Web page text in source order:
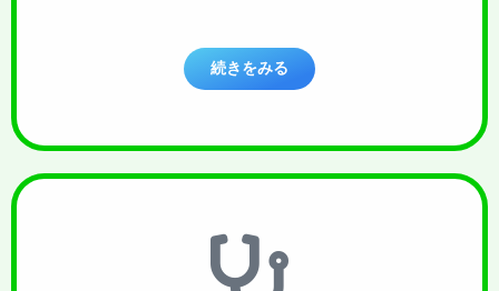
続きをみる